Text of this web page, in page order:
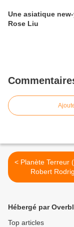
Une asiatique
Rose Liu
< Planète Terreur (2007) de
Robert
Hébergé par
Top articles